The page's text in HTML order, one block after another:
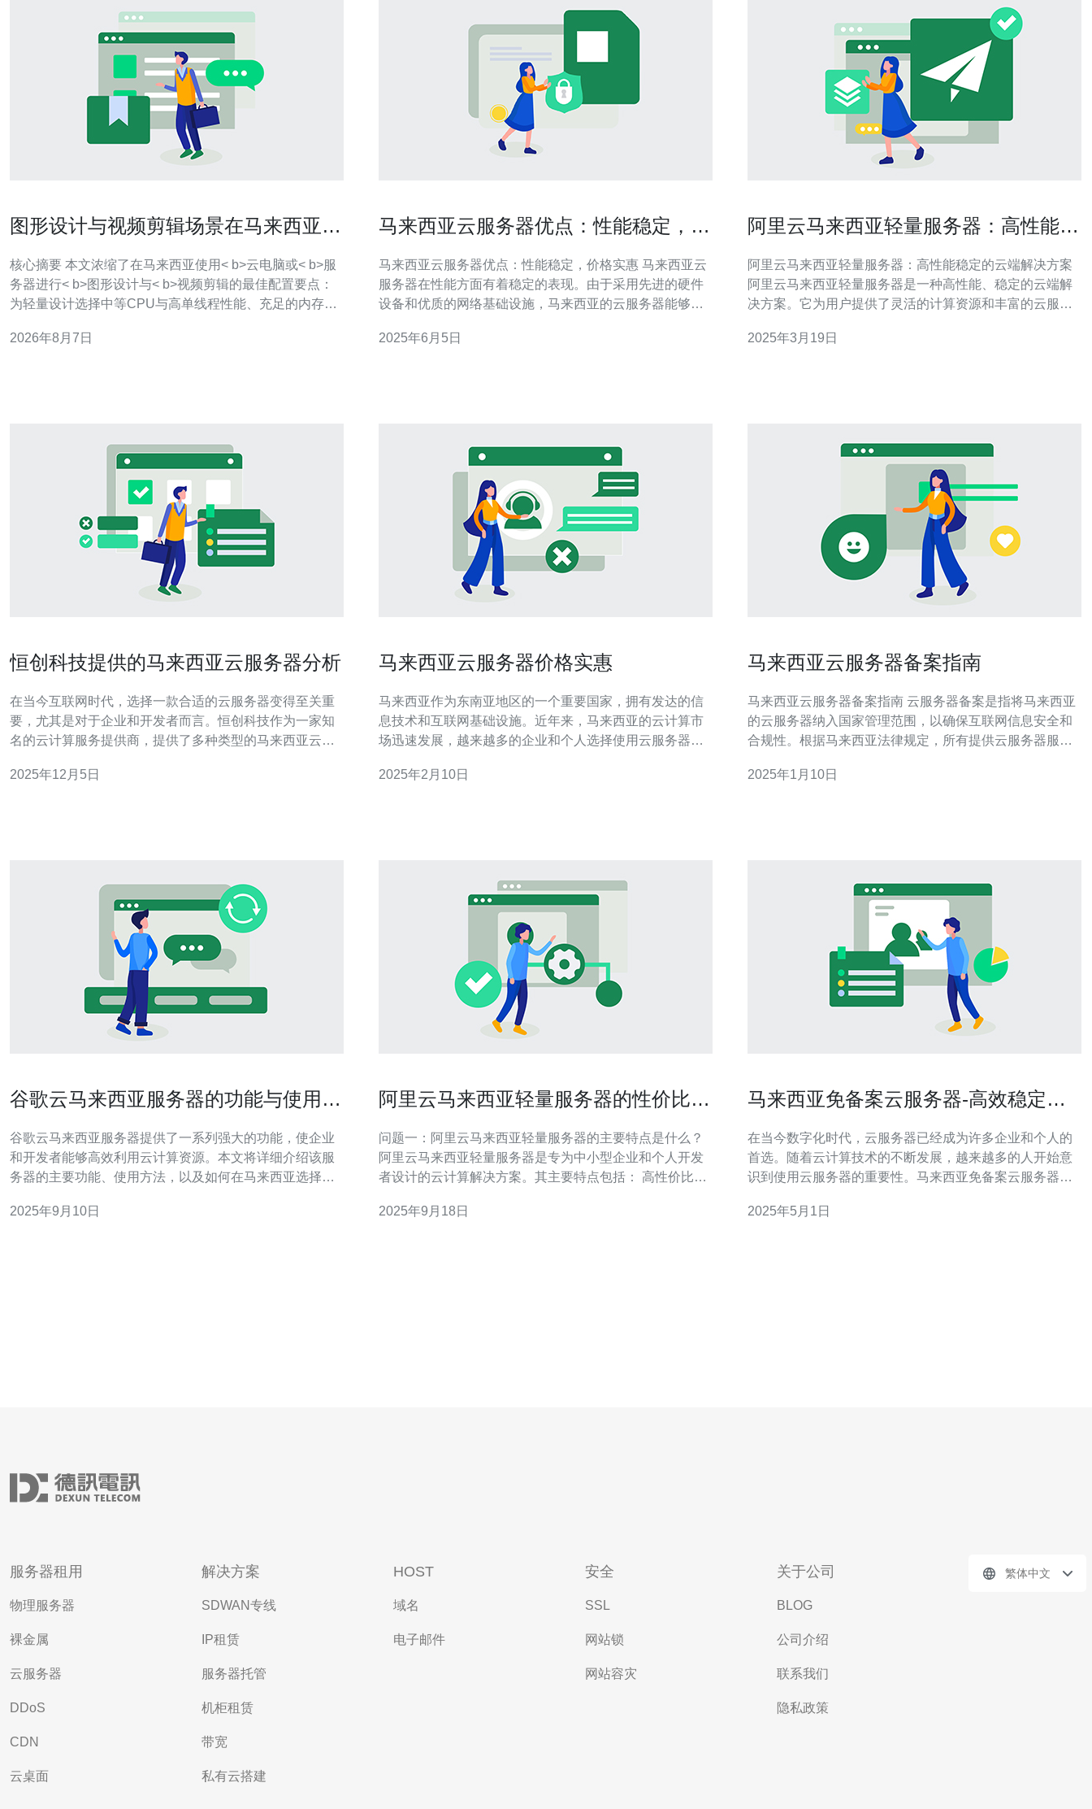
图形设计与视频剪辑场景在马来西亚服
核心摘要 本文浓缩了在马来西亚使用< b>云电脑或< b>服
务器进行< b>图形设计与< b>视频剪辑的最佳配置要点：
为轻量设计选择中等CPU与高单线程性能、充足的内存和
b>GPU、大容量高速存储和高带宽网络；同时通过<
2026年8月7日
马来西亚云服务器优点：性能稳定，价
马来西亚云服务器优点：性能稳定，价格实惠 马来西亚云
服务器在性能方面有着稳定的表现。由于采用先进的硬件
设备和优质的网络基础设施，马来西亚的云服务器能够保
问速度还是数据传输速率，马来西亚云服务器都能够满足
2025年6月5日
阿里云马来西亚轻量服务器：高性能稳
阿里云马来西亚轻量服务器：高性能稳定的云端解决方案
阿里云马来西亚轻量服务器是一种高性能、稳定的云端解
决方案。它为用户提供了灵活的计算资源和丰富的云服
轻量服务器采用最新的云计算技术，具备高性能、高可靠
2025年3月19日
恒创科技提供的马来西亚云服务器分析
在当今互联网时代，选择一款合适的云服务器变得至关重
要，尤其是对于企业和开发者而言。恒创科技作为一家知
名的云计算服务提供商，提供了多种类型的马来西亚云服
良好的口碑。本文将对恒创科技提供的马来西亚云服务器
2025年12月5日
马来西亚云服务器价格实惠
马来西亚作为东南亚地区的一个重要国家，拥有发达的信
息技术和互联网基础设施。近年来，马来西亚的云计算市
场迅速发展，越来越多的企业和个人选择使用云服务器来
比于其他地区来说非常实惠，成为众多用户的首选。 云服
2025年2月10日
马来西亚云服务器备案指南
马来西亚云服务器备案指南 云服务器备案是指将马来西亚
的云服务器纳入国家管理范围，以确保互联网信息安全和
合规性。根据马来西亚法律规定，所有提供云服务器服务
护用户的个人隐私和数据安全。备案可以确保云服务器提
2025年1月10日
谷歌云马来西亚服务器的功能与使用教
谷歌云马来西亚服务器提供了一系列强大的功能，使企业
和开发者能够高效利用云计算资源。本文将详细介绍该服
务器的主要功能、使用方法，以及如何在马来西亚选择合
利用谷歌云的优势，提升业务效率。 谷歌云马来西亚服务
2025年9月10日
阿里云马来西亚轻量服务器的性价比分
问题一：阿里云马来西亚轻量服务器的主要特点是什么？
阿里云马来西亚轻量服务器是专为中小型企业和个人开发
者设计的云计算解决方案。其主要特点包括： 高性价比：
格。 简易管理：用户可以通过简单的管理控制台进行服务
2025年9月18日
马来西亚免备案云服务器-高效稳定的
在当今数字化时代，云服务器已经成为许多企业和个人的
首选。随着云计算技术的不断发展，越来越多的人开始意
识到使用云服务器的重要性。马来西亚免备案云服务器作
详细介绍。 什么是马来西亚免备案云服务器？ 马来西亚免
2025年5月1日
服务器租用
物理服务器
裸金属
云服务器
DDoS
CDN
云桌面
解决方案
SDWAN专线
IP租赁
服务器托管
机柜租赁
带宽
私有云搭建
HOST
域名
电子邮件
安全
SSL
网站锁
网站容灾
关于公司
BLOG
公司介绍
联系我们
隐私政策
繁体中文